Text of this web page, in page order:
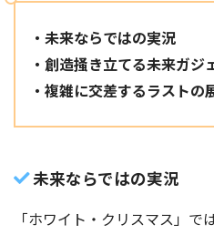
・未来ならではの実況
・創造掻き立てる未来ガジ
・複雑に交差するラストの
未来ならではの実況
「ホワイト・クリスマス」で